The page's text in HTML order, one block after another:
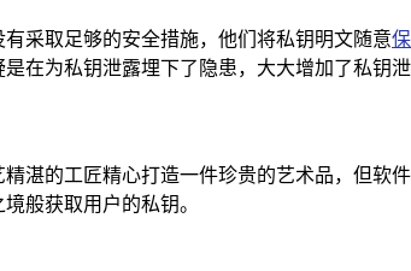
采取足够的安全措施，他们将私钥明文随意
在为私钥泄露埋下了隐患，大大增加了私钥泄
湛的工匠精心打造一件珍贵的艺术品，但
般获取用户的私钥。